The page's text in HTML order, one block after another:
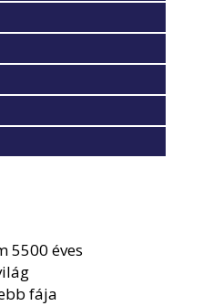
5500 éves
fája